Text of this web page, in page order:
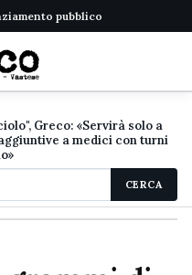
pubblico
Greco: «Servirà solo a
a medici con turni
CERCA